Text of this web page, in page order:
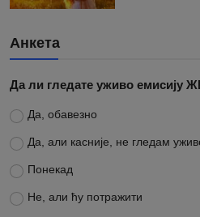
Анкета
Да ли гледате уживо емисију
Да, обавезно
Да, али касније, не гледам
Понекад
Не, али ћу потражити